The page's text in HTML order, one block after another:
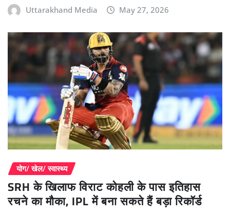
Uttarakhand Media May 27, 2026
योग/ खेल/ स्वास्थ्य
SRH के खिलाफ विराट कोहली के पास इतिहास
रचने का मौका, IPL में बना सकते हैं बड़ा रिकॉर्ड